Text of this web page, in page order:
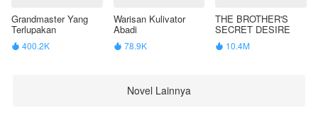
Grandmaster Yang
Terlupakan
 400.2K
Warisan Kulivator
Abadi
 78.9K
THE BROTHER'S
SECRET DESIRE
 10.4M
Novel Lainnya